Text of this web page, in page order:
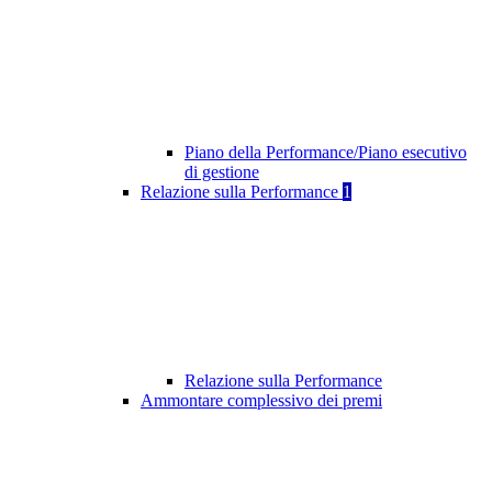
Piano della Performance/Piano esecutivo
di gestione
Relazione sulla Performance 1
Relazione sulla Performance
Ammontare complessivo dei premi